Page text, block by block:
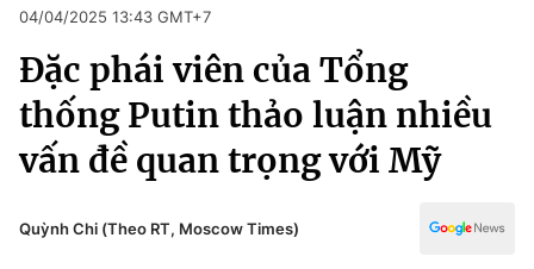
Chuyên mục
Chính trị
Xã hội
Pháp luật
Pháp luật
Kinh tế
Thể thao
Truyền hình
Văn hóa - Giải trí
Công nghệ
04/04/2025 13:43 GMT+7
Đặc phái viên của Tổng
thống Putin thảo luận nhiều
vấn đề quan trọng với Mỹ
Quỳnh Chi (Theo RT, Moscow Times)